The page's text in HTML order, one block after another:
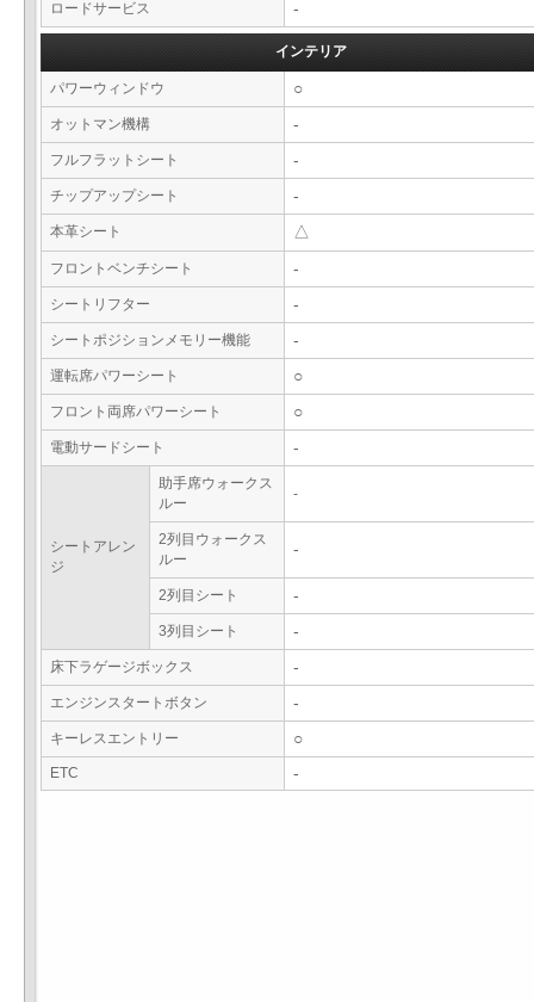
ロードサービス -
インテリア
パワーウィンドウ ○
オットマン機構 -
フルフラットシート -
チップアップシート -
本革シート △
フロントベンチシート -
シートリフター -
シートポジションメモリー機能 -
運転席パワーシート ○
フロント両席パワーシート ○
電動サードシート -
シートアレン
ジ
助手席ウォークス
ルー
-
2列目ウォークス
ルー
-
2列目シート -
3列目シート -
床下ラゲージボックス -
エンジンスタートボタン -
キーレスエントリー ○
ETC -